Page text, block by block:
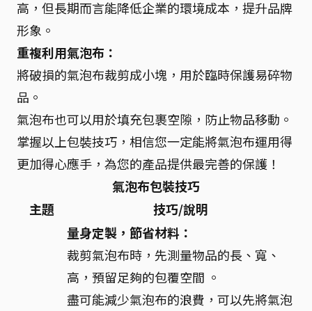
高，但長期而言能降低企業的環境成本，提升品牌
形象。
重複利用氣泡布：
將破損的氣泡布裁剪成小塊，用於臨時保護易碎物
品。
氣泡布也可以用於填充包裹空隙，防止物品移動。
掌握以上包裝技巧，相信您一定能將氣泡布運用得
更加得心應手，為您的產品提供最完善的保護！
氣泡布包裝技巧
主題
技巧/說明
量身定製，節省材料：
裁剪氣泡布時，先測量物品的長、寬、
高，預留足夠的包覆空間 。
盡可能減少氣泡布的浪費，可以先將氣泡